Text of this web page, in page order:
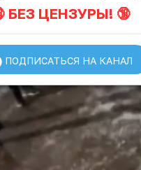
БЕЗ ЦЕНЗУРЫ! 🔞
ПОДПИСАТЬСЯ НА КАНАЛ